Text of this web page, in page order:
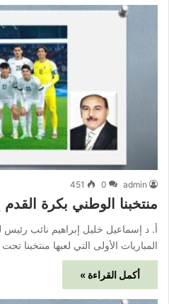
admin
0
451
منتخبنا الوطني بكرة
أ. د إسماعيل خليل إبراهيم نائب رئيس
المباريات الأولى التي لعبها منتخبنا
أكمل القراءة »